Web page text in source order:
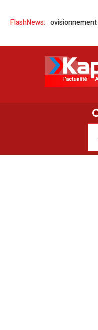
FlashNews:normal du